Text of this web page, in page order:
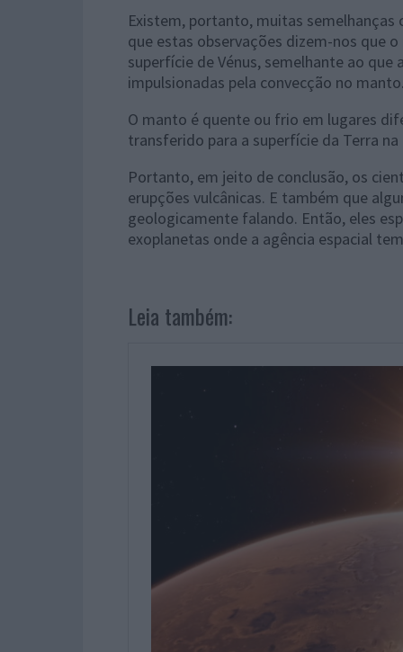
Existem, portanto, muitas semelhanças
que estas observações dizem-nos que
superfície de Vénus, semelhante ao que
impulsionadas pela convecção no manto.
O manto é quente ou frio em lugares
transferido para a superfície da Terra
Portanto, em jeito de conclusão, os
erupções vulcânicas. E também que
geologicamente falando. Então, eles
exoplanetas onde a agência espacial
Leia também: